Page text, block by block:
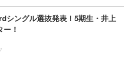
チェア デスクチェア 疲れない テレ
化バックレスト 30度ロッキング機
腰サポート 90度跳ね上げ式アーム
ーミングモニター DualSense 充電
ZDM1J）
ネオ・オムツ L 中型犬用 26枚入
シングル選抜発表！5期生・井上
！